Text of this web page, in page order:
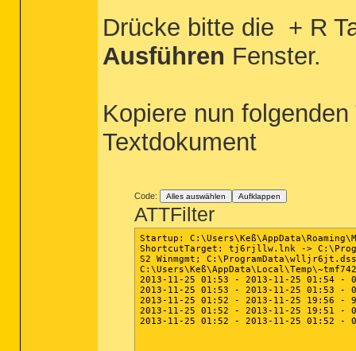
Drücke bitte die + R
Ausführen Fenster.
Kopiere nun
Textdokument
Code: Alles auswählen Aufklappen
ATTFilter
Startup:
ShortcutTarget: tj6rjllw.lnk ->
S2 Winmgmt;
2013-11-25 01:53 - 2013-11-25 01:54 -
2013-11-25 01:53 - 2013-11-25 01:53 -
2013-11-25 01:52 - 2013-11-25 19:56 -
2013-11-25 01:52 - 2013-11-25 19:51 -
2013-11-25 01:52 - 2013-11-25 01:52 -